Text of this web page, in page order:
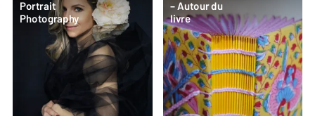
Portrait
Photography
– Autour du
livre